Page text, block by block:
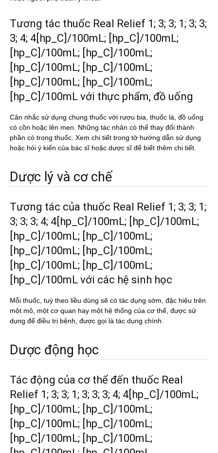
Tương tác thuốc Real Relief 1; 3; 3; 1; 3; 3;
3; 4; 4[hp_C]/100mL; [hp_C]/100mL;
[hp_C]/100mL; [hp_C]/100mL;
[hp_C]/100mL; [hp_C]/100mL;
[hp_C]/100mL; [hp_C]/100mL;
[hp_C]/100mL với thực phẩm, đồ uống
Cân nhắc sử dụng chung thuốc với rượu bia, thuốc lá, đồ uống
có cồn hoặc lên men. Những tác nhân có thể thay đổi thành
phần có trong thuốc. Xem chi tiết trong tờ hướng dẫn sử dụng
hoặc hỏi ý kiến của bác sĩ hoặc dược sĩ để biết thêm chi tiết.
Dược lý và cơ chế
Tương tác của thuốc Real Relief 1; 3; 3; 1;
3; 3; 3; 4; 4[hp_C]/100mL; [hp_C]/100mL;
[hp_C]/100mL; [hp_C]/100mL;
[hp_C]/100mL; [hp_C]/100mL;
[hp_C]/100mL; [hp_C]/100mL;
[hp_C]/100mL với các hệ sinh học
Mỗi thuốc, tuỳ theo liều dùng sẽ có tác dụng sớm, đặc hiệu trên
một mô, một cơ quan hay một hệ thống của cơ thể, được sử
dụng để điều trị bệnh, được gọi là tác dụng chính.
Dược động học
Tác động của cơ thể đến thuốc Real
Relief 1; 3; 3; 1; 3; 3; 3; 4; 4[hp_C]/100mL;
[hp_C]/100mL; [hp_C]/100mL;
[hp_C]/100mL; [hp_C]/100mL;
[hp_C]/100mL; [hp_C]/100mL;